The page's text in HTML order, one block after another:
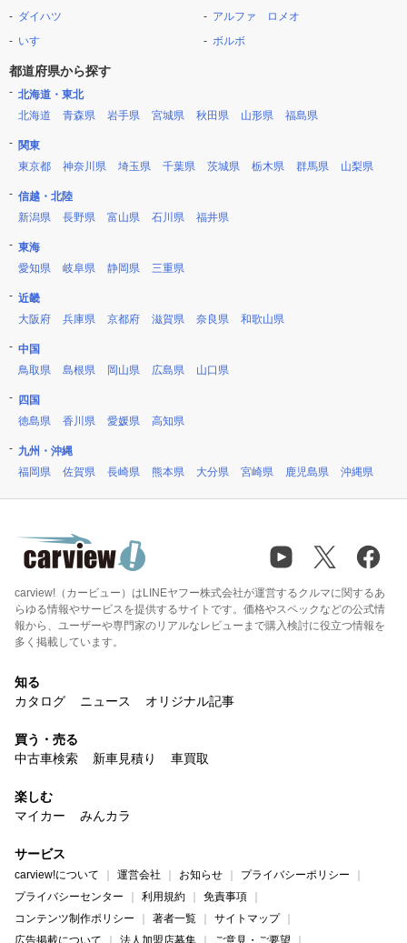
ダイハツ
いすゞ
アルファ ロメオ
ボルボ
都道府県から探す
北海道・東北
北海道
青森県 岩手県 宮城県 秋田県 山形県 福島県
関東
東京都
神奈川県 埼玉県 千葉県 茨城県 栃木県 群馬県 山梨県
信越・北陸
新潟県
長野県 富山県 石川県 福井県
東海
愛知県
岐阜県 静岡県 三重県
近畿
大阪府
兵庫県 京都府 滋賀県 奈良県 和歌山県
中国
鳥取県
島根県 岡山県 広島県 山口県
四国
徳島県
香川県 愛媛県 高知県
九州・沖縄
福岡県
佐賀県 長崎県 熊本県 大分県 宮崎県 鹿児島県 沖縄県
carview!（カービュー）はLINEヤフー株式会社が運営するクルマに関するあ
らゆる情報やサービスを提供するサイトです。価格やスペックなどの公式情
報から、ユーザーや専門家のリアルなレビューまで購入検討に役立つ情報を
多く掲載しています。
知る
カタログ
ニュース オリジナル記事
買う・売る
中古車検索
新車見積り 車買取
楽しむ
マイカー
みんカラ
サービス
carview!について 運営会社 お知らせ
プライバシーポリシー
プライバシーセンター
利用規約
免責事項
コンテンツ制作ポリシー
著者一覧
サイトマップ
広告掲載について
法人加盟店募集 ご意見・ご要望